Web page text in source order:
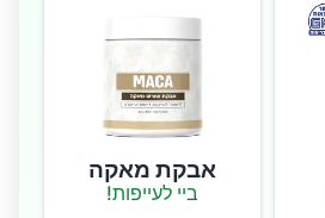
אבקת מאקה
ביי לעייפות!